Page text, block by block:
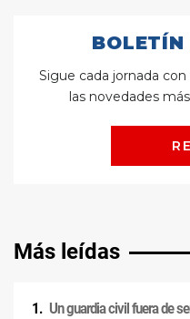
Más leídas
Un guardia civil fuera de